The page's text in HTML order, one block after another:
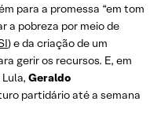
para a promessa “em tom
a pobreza por meio de
) e da criação de um
gerir os recursos. E, em
Geraldo
partidário até a semana